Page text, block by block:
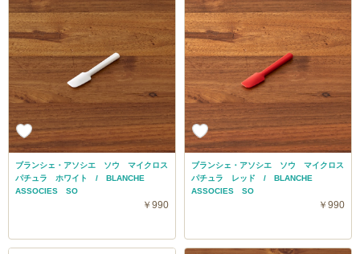
ブランシェ・アソシエ ソウ マイクロス
パチュラ ホワイト / BLANCHE
ASSOCIES SO
￥990
ブランシェ・アソシエ ソウ マイクロス
パチュラ レッド / BLANCHE
ASSOCIES SO
￥990